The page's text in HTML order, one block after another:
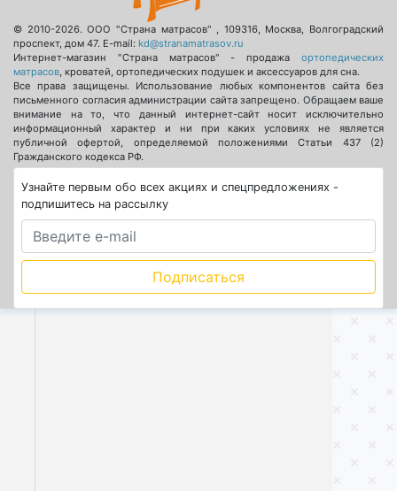
© 2010-2026.ООО "Страна матрасов" 109316, Москва
Волгоградский
проспект, дом 47. E-mail: kd@stranamatrasov.ru
Интернет-магазин "Страна матрасов" - продажа ортопедических
матрасов , кроватей, ортопедических подушек и аксессуаров для сна.
Все права защищены. Использование любых компонентов сайта без
письменного согласия администрации сайта запрещено. Обращаем ваше
внимание на то, что данный интернет-сайт носит исключительно
информационный характер и ни при каких условиях не является
публичной офертой, определяемой положениями Статьи 437 (2)
Гражданского кодекса РФ.
Узнайте первым обо всех акциях и спецпредложениях -
подпишитесь на рассылку